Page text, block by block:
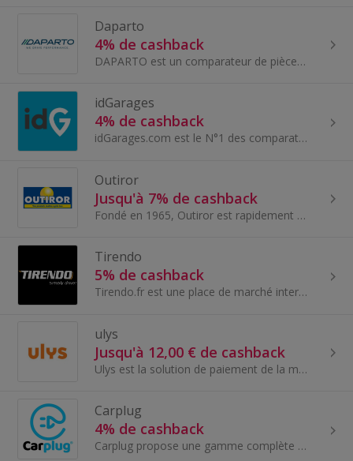
Daparto
4% de cashback
DAPARTO est un comparateur de pièces auto en ligne. Plus de 10 Millions de pièces autos provenant de plus d'une centaines de marchands. Le but: per...
idGarages
4% de cashback
idGarages.com est le N°1 des comparateurs de garages en ligne depuis 2012. IdGarages vous propose un service de devis et réservation d'entretien v...
Outiror
Jusqu'à 7% de cashback
Fondé en 1965, Outiror est rapidement devenu le spécialiste de la vente d’outils de bricolage, de jardinage, pour l'automobile et d'articles pour l...
Tirendo
5% de cashback
Tirendo.fr est une place de marché internationale et une plateforme de comparaison de prix en ligne.
ulys
Jusqu'à 12,00 € de cashback
Ulys est la solution de paiement de la mobilité qui simplifie votre voyage sur et hors autoroutes.
Carplug
4% de cashback
Carplug propose une gamme complète de bornes de recharge et bornes mobile de recharge pour véhicules électriques.